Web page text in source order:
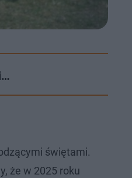
świętami.
że w 2025 roku